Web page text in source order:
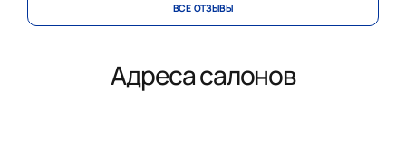
ВСЕ ОТЗЫВЫ
Адреса салонов